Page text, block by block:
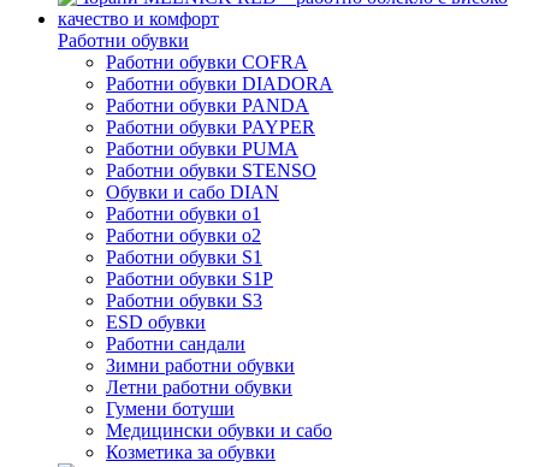
Работни обувки
Работни обувки COFRA
Работни обувки DIADORA
Работни обувки PANDA
Работни обувки PAYPER
Работни обувки PUMA
Работни обувки STENSO
Обувки и сабо DIAN
Работни обувки o1
Работни обувки o2
Работни обувки S1
Работни обувки S1P
Работни обувки S3
ESD обувки
Работни сандали
Зимни работни обувки
Летни работни обувки
Гумени ботуши
Медицински обувки и сабо
Козметика за обувки